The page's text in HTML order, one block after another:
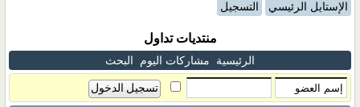
الإستايل الرئيسي التسجيل
منتديات تداول
الرئيسية مشاركات اليوم البحث